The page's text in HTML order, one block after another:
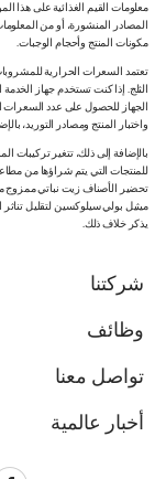
معلومات القيم الغذائية على هذا
المصادر المنشورة، أو من
مكونات المنتج وأحجام الوجبات.
تعتمد السعرات الحرارية
الثلج. إذا كنت تستخدم جهاز
الجهاز للحصول على عدد السعرات
واختبار المنتج ومصادر التوريد،
بالإضافة إلى ذلك، تتغير
للمنتجات التي يتم شراؤها من
تحضير الأصناف زيت نباتي ممزوج
يذكر خلاف ذلك.
شركتنا
وظائف
تواصل معنا
أخبار عالمية